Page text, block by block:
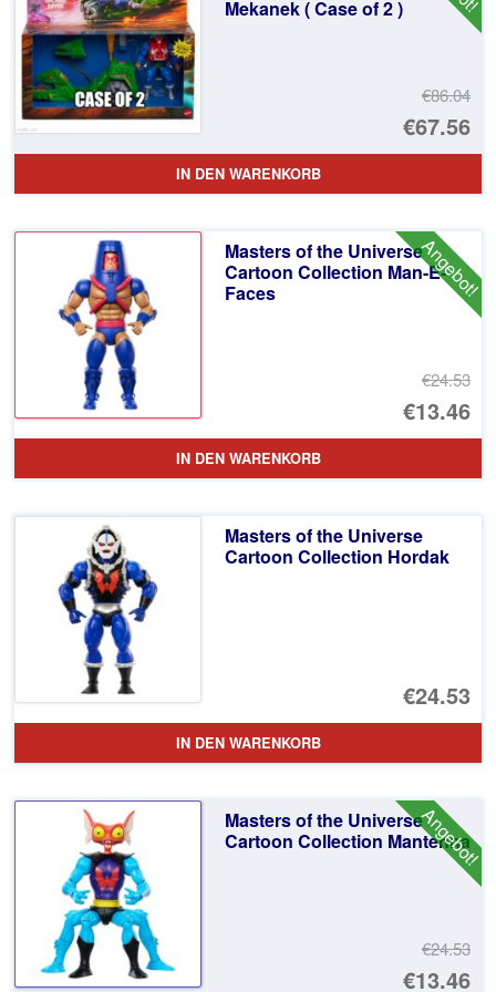
Mekanek ( Case of 2 )
€86.04
€67.56
IN DEN WARENKORB
Angebot!
Masters of the Universe
Cartoon Collection Man-E-
Faces
€24.53
€13.46
IN DEN WARENKORB
Masters of the Universe
Cartoon Collection Hordak
€24.53
IN DEN WARENKORB
Angebot!
Masters of the Universe
Cartoon Collection Mantenna
€24.53
€13.46